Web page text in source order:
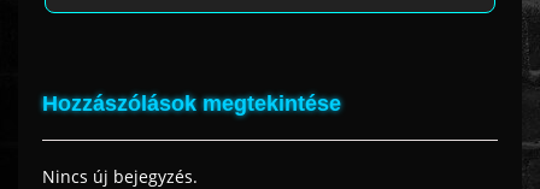
Hozzászólások megtekintése
Nincs új bejegyzés.